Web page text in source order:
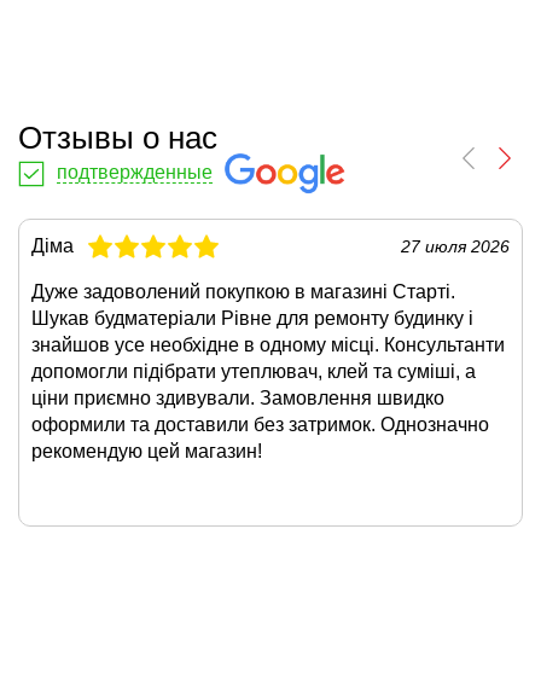
Отзывы о нас
подтвержденные
Діма 27 июля 2026
Дуже задоволений покупкою в магазині Старті.
Шукав будматеріали Рівне для ремонту будинку і
знайшов усе необхідне в одному місці. Консультанти
допомогли підібрати утеплювач, клей та суміші, а
ціни приємно здивували. Замовлення швидко
оформили та доставили без затримок. Однозначно
рекомендую цей магазин!